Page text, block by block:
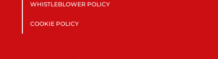
WHISTLEBLOWER POLICY
COOKIE POLICY